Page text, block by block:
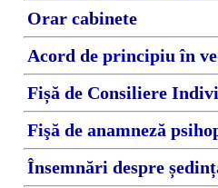
Orar cabinete
Acord de principiu în
Fișă de Consiliere
Fişă de anamneză
Însemnări despre